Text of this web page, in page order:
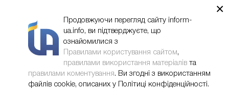
×
Продовжуючи перегляд сайту inform-
ua.info, ви підтверджуєте, що
ознайомилися з
Правилами користування сайтом,
правилами використання матеріалів та
правилами коментування. Ви згодні з використанням
файлів cookie, описаних у Політиці конфіденційності.